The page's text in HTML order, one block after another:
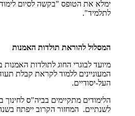
ימלא את הטופס "בקשה לסיום
לתלמיד".
המסלול להוראת תולדות האמנות
מיועד לבוגרי החוג לתולדות האמנות
המעוניינים ללמוד לקראת קבלת
העל-יסודיים.
הלימודים מתקיימים בביה"ס
לשנתיים. המחזור הקרוב ייפתח